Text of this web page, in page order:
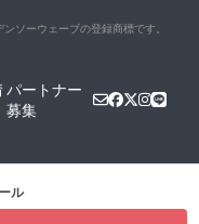
ソーウェーブの登録商標です。
パートナー
募集
ル